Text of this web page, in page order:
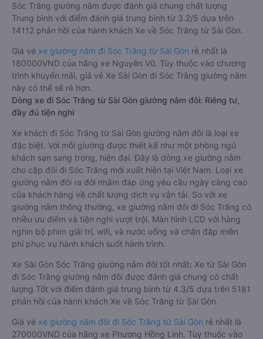
Sóc Trăng giường nằm được đánh giá chung chất lượng
Trung bình với điểm đánh giá trung bình từ 3.2/5 dựa trên
14112 phản hồi của hành khách Xe về Sóc Trăng từ Sài Gòn.
Giá vé xe giường nằm đi Sóc Trăng từ Sài Gòn rẻ nhất là
180000VND của hãng xe Nguyên Vũ. Tùy thuộc vào chương
trình khuyến mãi, giá vé Xe Sài Gòn đi Sóc Trăng giường nằm
này có thể sẽ rẻ hơn.
Dòng xe đi Sóc Trăng từ Sài Gòn giường nằm đôi: Riêng tư,
đầy đủ tiện nghi
Xe khách đi Sóc Trăng từ Sài Gòn giường nằm đôi là loại xe
đặc biệt. Với mỗi giường được thiết kế như một phòng ngủ
khách sạn sang trọng, hiện đại. Đây là dòng xe giường nằm
cho cặp đôi đi Sóc Trăng mới xuất hiện tại Việt Nam. Loại xe
giường nằm đôi ra đời nhằm đáp ứng yêu cầu ngày càng cao
của khách hàng về chất lượng dịch vụ vận tải. So với xe
giường nằm thông thường, xe giường nằm đôi đi Sóc Trăng có
nhiều ưu điểm và tiện nghi vượt trội. Màn hình LCD với hàng
nghìn bộ phim giải trí, wifi, và nước uống và chăn đắp miễn
phí phục vụ hành khách suốt hành trình.
Xe Sài Gòn Sóc Trăng giường nằm đôi tốt nhất: Xe từ Sài Gòn
đi Sóc Trăng giường nằm đôi được đánh giá chung có chất
lượng Tốt với điểm đánh giá trung bình từ 4.3/5 dựa trên 5181
phản hồi của hành khách Xe về Sóc Trăng từ Sài Gòn.
Giá vé xe giường nằm đôi đi Sóc Trăng từ Sài Gòn rẻ nhất là
270000VND của hãng xe Phương Hồng Linh. Tùy thuộc vào